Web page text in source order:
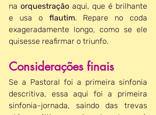
na orquestração aqui, que é brilhante
e usa o flautim. Repare no coda
exageradamente longo, como se ele
quisesse reafirmar o triunfo.
Considerações finais
Se a Pastoral foi a primeira sinfonia
descritiva, essa aqui foi a primeira
sinfonia-jornada, saindo das trevas